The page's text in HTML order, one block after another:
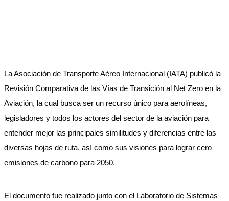
La Asociación de Transporte Aéreo Internacional (IATA) publicó la
Revisión Comparativa de las Vías de Transición al Net Zero en la
Aviación, la cual busca ser un recurso único para aerolíneas,
legisladores y todos los actores del sector de la aviación para
entender mejor las principales similitudes y diferencias entre las
diversas hojas de ruta, así como sus visiones para lograr cero
emisiones de carbono para 2050.
El documento fue realizado junto con el Laboratorio de Sistemas